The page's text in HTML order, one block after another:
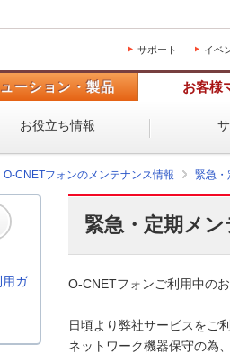
サポート イベ
ーション・製品 お客様
お役立ち情報
O-CNETフォンのメンテナンス情報 緊急・
緊急・定期メ
O-CNETフォンご利用中の
日頃より弊社サービスをご
ネットワーク機器保守の為
ガ